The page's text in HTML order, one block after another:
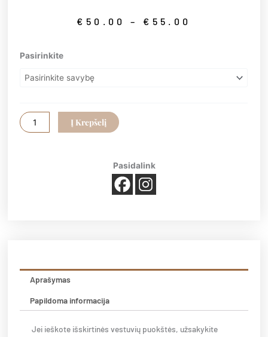
€ 50.00 – € 55.00
€55.00
Pasirinkite
produkto
Nuotakos
Į Krepšelį
Pasidalink
Aprašymas
Papildoma informacija
Jei ieškote išskirtinės vestuvių puokštės, užsakykite